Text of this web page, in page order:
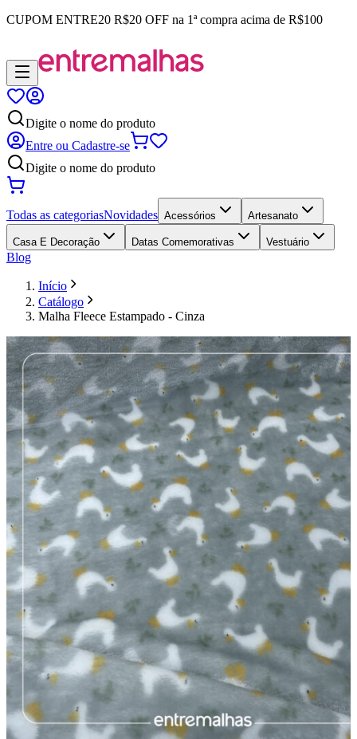
CUPOM ENTRE20 R$20 OFF na 1ª compra acima de R$100
Digite o nome do produto
Entre ou Cadastre-se
Digite o nome do produto
Todas as categoriasNovidades Acessórios Artesanato
Casa E Decoração Datas Comemorativas Vestuário
Blog
Início
Catálogo
Malha Fleece Estampado - Cinza